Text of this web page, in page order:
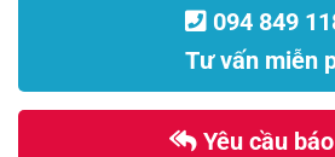
094 849
Tư vấn miễn
Yêu cầu